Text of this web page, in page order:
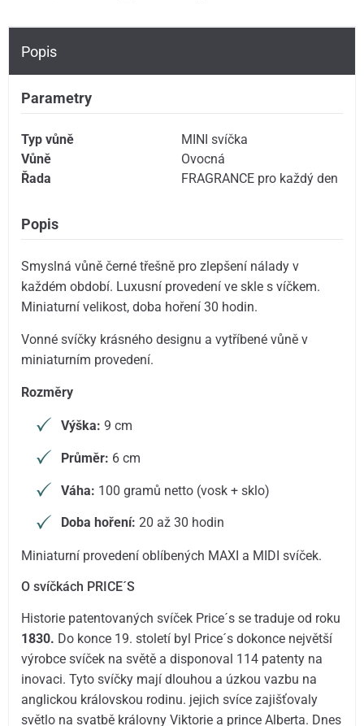
Popis
Parametry
Typ vůně
MINI svíčka
Vůně
Ovocná
Řada
FRAGRANCE pro každý den
Popis
Smyslná vůně černé třešně pro zlepšení nálady v
každém období. Luxusní provedení ve skle s víčkem.
Miniaturní velikost, doba hoření 30 hodin.
Vonné svíčky krásného designu a vytříbené vůně v
miniaturním provedení.
Rozměry
Výška: 9 cm
Průměr: 6 cm
Váha: 100 gramů netto (vosk + sklo)
Doba hoření: 20 až 30 hodin
Miniaturní provedení oblíbených MAXI a MIDI svíček.
O svíčkách PRICE´S
Historie patentovaných svíček Price´s se traduje od roku
1830. Do konce 19. století byl Price´s dokonce největší
výrobce svíček na světě a disponoval 114 patenty na
inovaci. Tyto svíčky mají dlouhou a úzkou vazbu na
anglickou královskou rodinu. jejich svíce zajišťovaly
světlo na svatbě královny Viktorie a prince Alberta. Dnes